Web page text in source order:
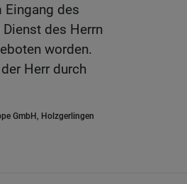
Eingang des
des Herrn
worden.
Herr durch
GmbH, Holzgerlingen